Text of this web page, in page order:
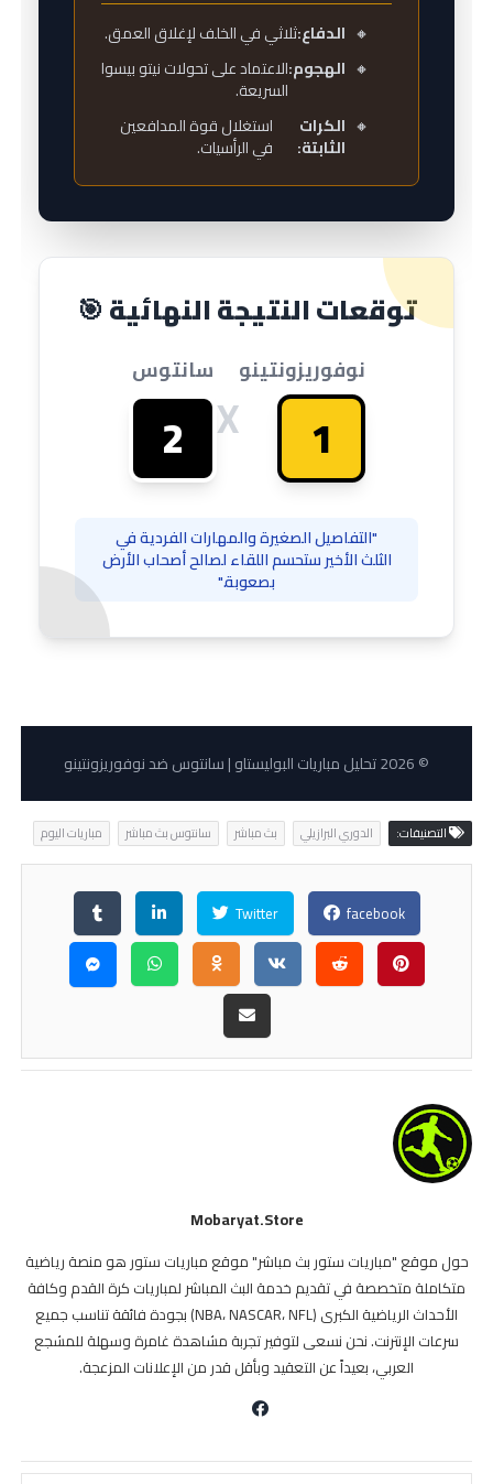
🔸 الدفاع:ثلاثي في الخلف لإغلاق العمق.
🔸 الهجوم:الاعتماد على تحولات نيتو بيسوا
السريعة.
🔸 الكرات
الثابتة:
استغلال قوة المدافعين
في الرأسيات.
توقعات النتيجة النهائية 🎯
نوفوريزونتينو
1
X
سانتوس
2
"التفاصيل الصغيرة والمهارات الفردية في
الثلث الأخير ستحسم اللقاء لصالح أصحاب الأرض
بصعوبة."
© 2026 تحليل مباريات البوليستاو | سانتوس ضد نوفوريزونتينو
التصنيفات: الدوري البرازيلي بث مباشر سانتوس بث مباشر مباريات اليوم
facebook
Twitter
Mobaryat.store
حول موقع "مباريات ستور بث مباشر" موقع مباريات ستور هو منصة رياضية
متكاملة متخصصة في تقديم خدمة البث المباشر لمباريات كرة القدم وكافة
الأحداث الرياضية الكبرى (NBA، NASCAR، NFL) بجودة فائقة تناسب جميع
سرعات الإنترنت. نحن نسعى لتوفير تجربة مشاهدة غامرة وسهلة للمشجع
العربي، بعيداً عن التعقيد وبأقل قدر من الإعلانات المزعجة.